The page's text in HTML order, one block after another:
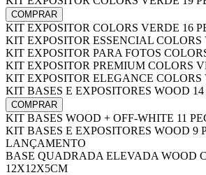
COMPRAR
KIT EXPOSITOR COLORS VERDE 16
KIT EXPOSITOR ESSENCIAL COLORS
KIT EXPOSITOR PARA FOTOS
KIT EXPOSITOR PREMIUM COLORS
KIT EXPOSITOR ELEGANCE COLORS
KIT BASES E EXPOSITORES WOOD 14
COMPRAR
KIT BASES WOOD + OFF-WHITE 11
KIT BASES E EXPOSITORES WOOD 9
LANÇAMENTO
BASE QUADRADA ELEVADA WOOD
12X12X5CM